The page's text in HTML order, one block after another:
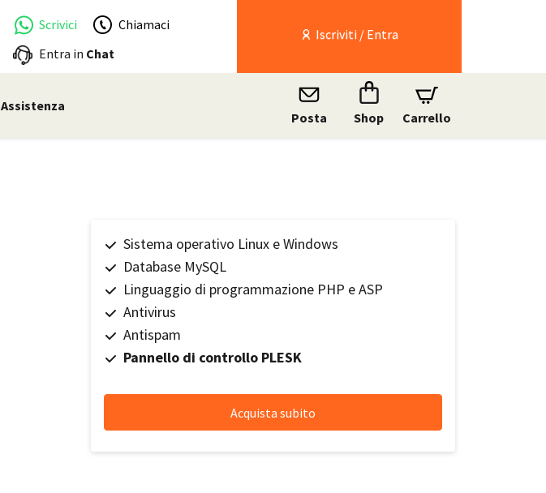
Scrivici
Chiamaci
Entra in Chat
Iscriviti / Entra
Assistenza
Posta Shop Carrello
Sistema operativo Linux e Windows
Database MySQL
Linguaggio di programmazione PHP e ASP
Antivirus
Antispam
Pannello di controllo PLESK